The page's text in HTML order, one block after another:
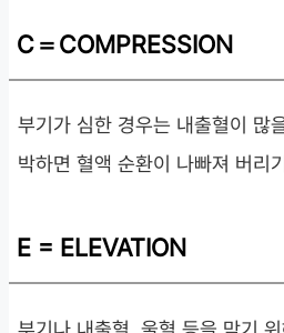
C＝COMPRESSION
부기가 심한 경우는 내출혈이 많
박하면 혈액 순환이 나빠져 버리
E = ELEVATION